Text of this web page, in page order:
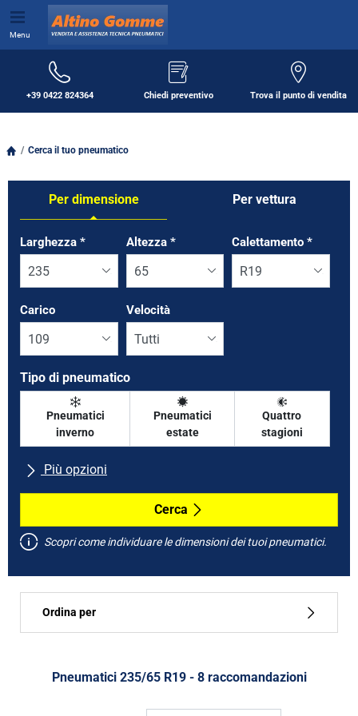
Menu
+39 0422 824364 Chiedi preventivo Trova il punto di vendita
Cerca il tuo pneumatico
Per dimensione Per vettura
Tab updated: Per dimensione
Larghezza * Altezza * Calettamento*
Carico Velocità
Tipo di pneumatico
Pneumatici
inverno
Pneumatici
estate
Quattro
stagioni
Più opzioni
Tutte le marche
Tipo di vettura
Run flat
Cerca
Scopri come individuare le dimensioni dei tuoi pneumatici.
Ordina per
Tipo di pneumatico
Pneumatici ‎235/65 R19 - 8 raccomandazioni